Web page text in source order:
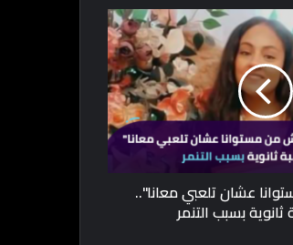
عشان تلعبي معانا"..
بسبب التنمر